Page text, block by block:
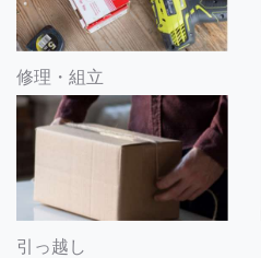
修理・組立
引っ越し